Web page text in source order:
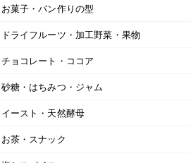
お菓子・パン作りの型
ドライフルーツ・加工野菜・果物
チョコレート・ココア
砂糖・はちみつ・ジャム
イースト・天然酵母
お茶・スナック